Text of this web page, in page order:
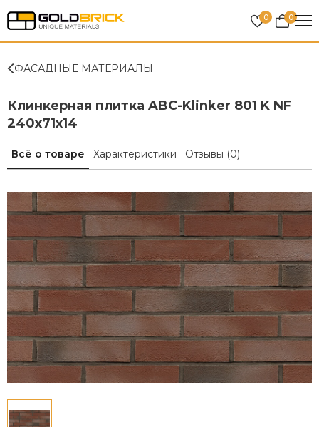
0 0
ФАСАДНЫЕ МАТЕРИАЛЫ
Клинкерная плитка ABC-Klinker 801 K NF
240х71х14
Всё о товаре Характеристики Отзывы (0)